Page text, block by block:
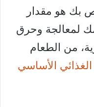
بك هو مقدار
لمعالجة وحرق
من الطعام
الغذائي الأساسي